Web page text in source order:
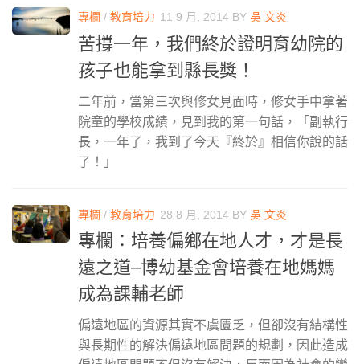
專欄 / 教育培力 11 9 月, 2014 BY 吳 文炎
苦撐一年，我們終於證明育幼院的
孩子也能拿到縣長獎！
二年前，當第三次與修女見面時，修女手中拿著
院童的學校成績，見到我的第一句話，「副執行
長，一年了，我到了今天『終於』相信你說的話
了！」
專欄 / 教育培力 28 8 月, 2014 BY 吳 文炎
專欄：培養偏鄉在地人才，才是長
遠之道–博幼基金會培養在地媽媽
成為課輔老師
偏遠地區的資源其實不虞匱乏，但卻沒有結構性
與長期性的解決偏遠地區問題的規劃，因此造成